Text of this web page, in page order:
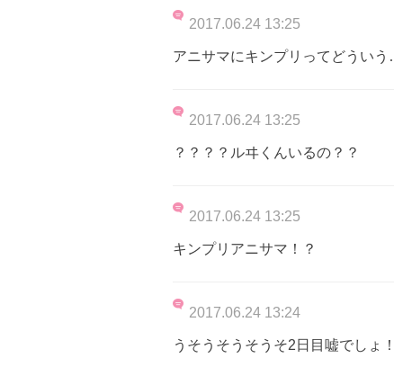
2017.06.24 13:25
アニサマにキンプリってどうい
2017.06.24 13:25
？？？？ルヰくんいるの？？
2017.06.24 13:25
キンプリアニサマ！？
2017.06.24 13:24
うそうそうそうそ2日目嘘でしょ